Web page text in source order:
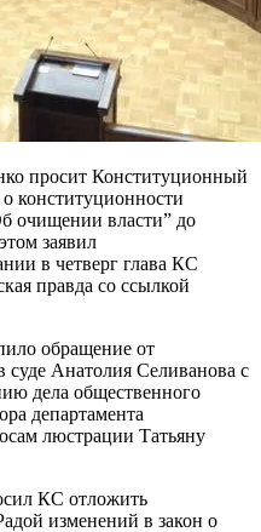
просит Конституционный
конституционности
очищении власти” до
заявил
в четверг глава КС
правда со ссылкой
обращение от
суде Анатолия Селиванова с
дела общественного
департамента
люстрации Татьяну
КС отложить
изменений в закон о